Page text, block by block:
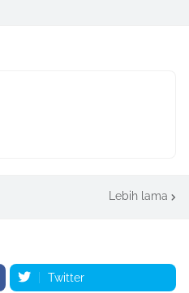
Lebih lama
Twitter